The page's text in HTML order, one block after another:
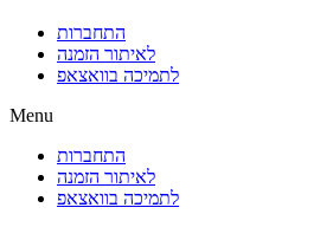
התחברות
לאיתור הזמנה
לתמיכה בוואצאפ
Menu
התחברות
לאיתור הזמנה
לתמיכה בוואצאפ